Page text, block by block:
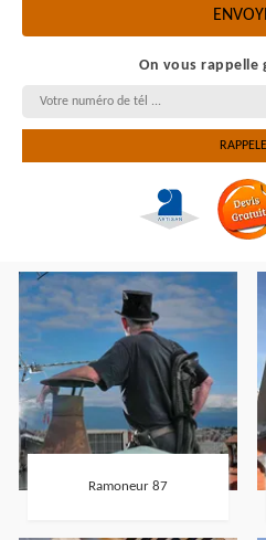
On vous rappelle
Ramoneur 87